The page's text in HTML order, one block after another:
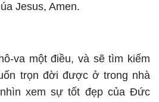
Jesus, Amen.
va một điều, và sẽ tìm kiếm
trọn đời được ở trong nhà
xem sự tốt đẹp của Đức